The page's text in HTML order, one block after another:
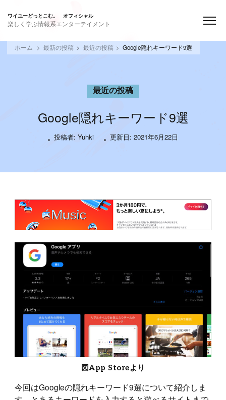
ワイユーどっとこむ。 オフィシャル
楽しく学ぶ情報系エンターテイメント
ホーム 最新の投稿 最近の投稿 Google隠れキーワード9選
最近の投稿
Google隠れキーワード9選
投稿者: Yuhki 更新日: 2021年6月22日
図App Storeより
今回はGoogleの隠れキーワード9選について紹介しま